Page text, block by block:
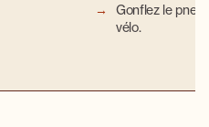
Gonflez le
vélo.